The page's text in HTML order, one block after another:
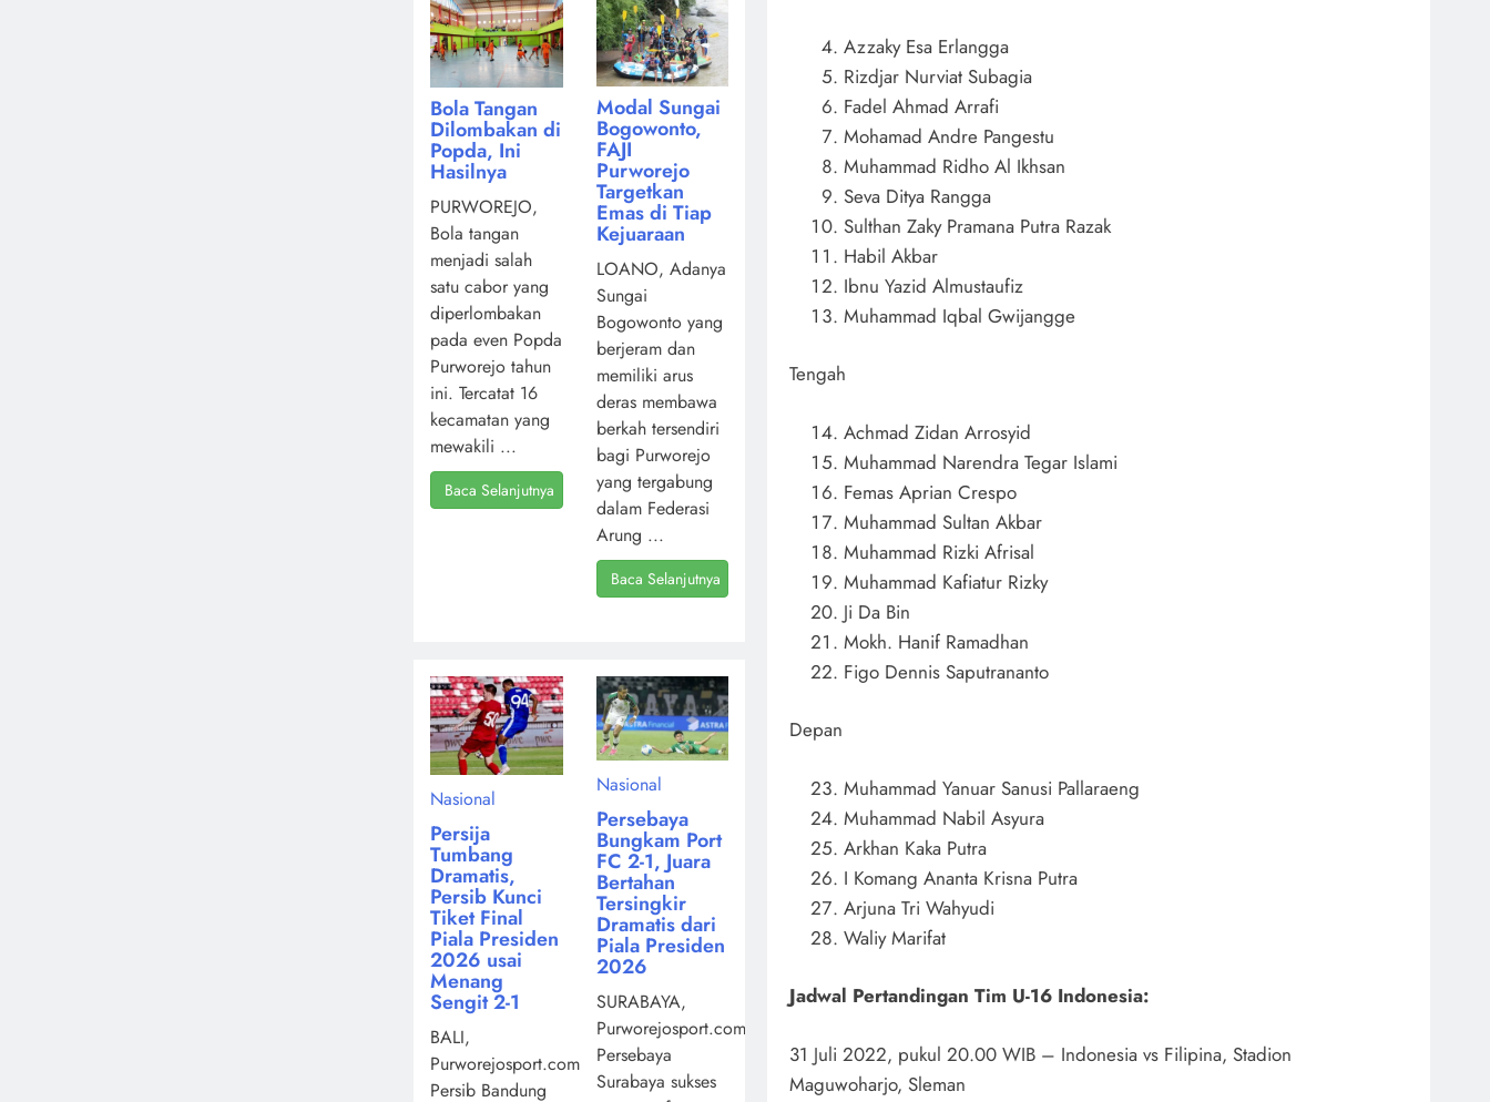
Azzaky Esa Erlangga
Rizdjar Nurviat Subagia
Fadel Ahmad Arrafi
Mohamad Andre Pangestu
Muhammad Ridho Al Ikhsan
Seva Ditya Rangga
Sulthan Zaky Pramana Putra Razak
Habil Akbar
Ibnu Yazid Almustaufiz
Muhammad Iqbal Gwijangge
Tengah
Achmad Zidan Arrosyid
Muhammad Narendra Tegar Islami
Femas Aprian Crespo
Muhammad Sultan Akbar
Muhammad Rizki Afrisal
Muhammad Kafiatur Rizky
Ji Da Bin
Mokh. Hanif Ramadhan
Figo Dennis Saputrananto
Depan
Muhammad Yanuar Sanusi Pallaraeng
Muhammad Nabil Asyura
Arkhan Kaka Putra
I Komang Ananta Krisna Putra
Arjuna Tri Wahyudi
Waliy Marifat
Jadwal Pertandingan Tim U-16 Indonesia:
31 Juli 2022, pukul 20.00 WIB – Indonesia vs Filipina, Stadion
Maguwoharjo, Sleman
Bola Tangan
Dilombakan di
Popda, Ini
Hasilnya
PURWOREJO,
Bola tangan
menjadi salah
satu cabor yang
diperlombakan
pada even Popda
Purworejo tahun
ini. Tercatat 16
kecamatan yang
mewakili ...
Baca Selanjutnya
Modal Sungai
Bogowonto,
FAJI
Purworejo
Targetkan
Emas di Tiap
Kejuaraan
LOANO, Adanya
Sungai
Bogowonto yang
berjeram dan
memiliki arus
deras membawa
berkah tersendiri
bagi Purworejo
yang tergabung
dalam Federasi
Arung ...
Baca Selanjutnya
Nasional
Persija
Tumbang
Dramatis,
Persib Kunci
Tiket Final
Piala Presiden
2026 usai
Menang
Sengit 2-1
BALI,
Purworejosport.com,
Persib Bandung
Nasional
Persebaya
Bungkam Port
FC 2-1, Juara
Bertahan
Tersingkir
Dramatis dari
Piala Presiden
2026
SURABAYA,
Purworejosport.com,
Persebaya
Surabaya sukses